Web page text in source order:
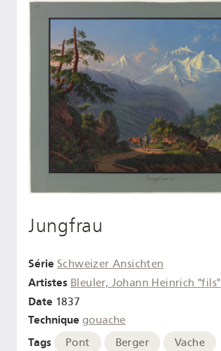
Jungfrau
Série Schweizer Ansichten
Artistes Bleuler, Johann Heinrich "fils"
Date 1837
Technique gouache
Tags Pont Berger Vache